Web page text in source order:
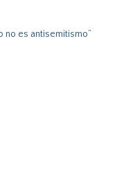
no es antisemitismo”